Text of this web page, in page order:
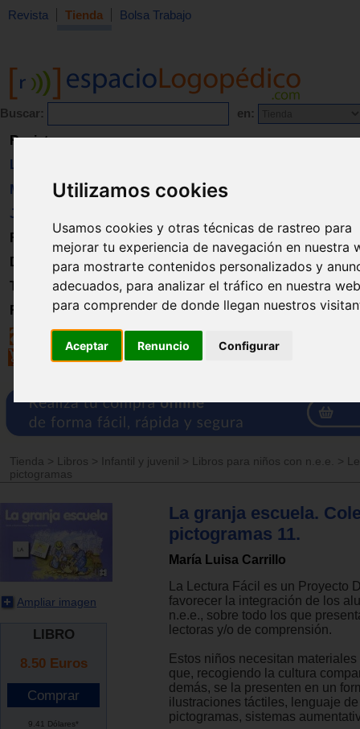
Utilizamos cookies
Usamos cookies y otras técnicas de rastreo para
mejorar tu experiencia de navegación en nuestra
para mostrarte contenidos personalizados y
adecuados, para analizar el tráfico en nuestra
para comprender de donde llegan nuestros
Aceptar Renuncio Configurar
Revista Tienda Bolsa Trabajo
Buscar: en:
Revista
Libros
Material
Juguetes
Formación
Directorio
Trabajo
Registro
Tienda > Libros > Infantil y juvenil > Libros para niños con n.e.e. >
pictogramas
Ampliar imagen
LIBRO
8.50 Euros
9.41 Dólares*
La granja escuela.
pictogramas 11.
María Luisa Carrillo
La Lectura Fácil es un Proyecto
favorecer la integración de los
n.e.e., sobre todo los que
lectoras y/o de comprensión.
Estos niños necesitan
que, recogiendo la cultura
demás, se la presenten en un
ilustraciones táctiles, lenguaje
pictogramas, sistemas